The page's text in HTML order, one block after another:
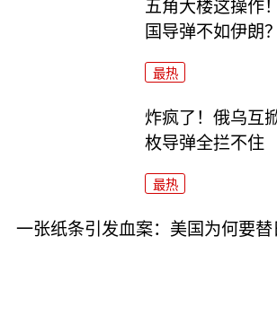
五角大楼这操作
国导弹不如伊朗？
最热
炸疯了！俄乌互
枚导弹全拦不住
最热
一张纸条引发血案：美国为何要替